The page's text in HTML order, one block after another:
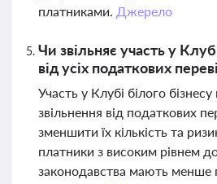
платниками. Джерело
Чи звільняє участь у
від усіх податкових
Участь у Клубі білого
звільнення від податкових
зменшити їх кількість та
платники з високим рівнем
законодавства мають менше